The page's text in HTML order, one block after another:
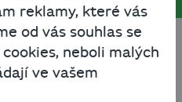
co vás
reklamy, které vás
od vás souhlas se
neboli malých
ve vašem